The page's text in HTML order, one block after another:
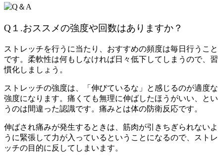
Q１.おススメの強度や回数はありますか ？
ストレッチを行うに当たり、おすすめの頻度は毎日行うこと
です。柔軟性は何もしなければ日々低下してしまうので、習
慣化しましょう。
ストレッチの強度は、「伸びているな」と感じるのが適度な
強度になります。痛くても無理に伸ばしたほうがいい、とい
うのは間違った認識です。痛みとは体の防衛反応です。
伸ばされ痛みが発生するときは、筋肉が引きちぎられないよ
うに緊張して力が入っているということになるので、ストレ
ッチの目的に反してしまいます。